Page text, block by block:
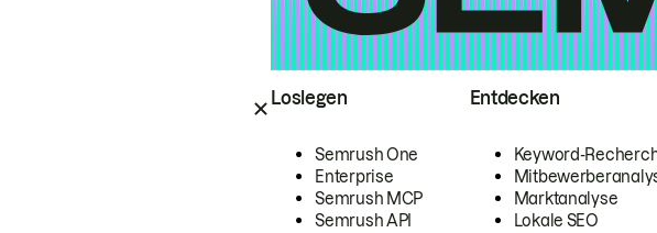
Loslegen
Semrush One
Enterprise
Semrush MCP
Semrush API
Entdecken
Keyword-
Marktanalyse
Lokale SEO